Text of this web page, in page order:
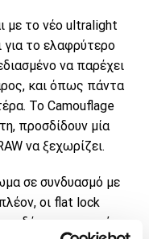
με το νέο ultralight
το ελαφρύτερο
να παρέχει
και όπως πάντα
To Camouflage
προσδίδουν μία
να ξεχωρίζει.
σε συνδυασμό με
οι flat lock
δέρματος κατά τη